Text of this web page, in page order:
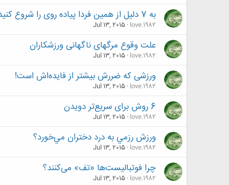
به 7 دلیل از همین فردا پیاده روی را شروع کنید
love.1982
Jul 13, 2015
علت وقوع مرگهای ناگهانی ورزشکاران
love.1982
Jul 13, 2015
ورزشی که ضررش بیشتر از فایده‌اش است!
love.1982
Jul 13, 2015
6 روش برای سریع‌تر دویدن
love.1982
Jul 13, 2015
ورزش‌ رزمي به درد دختران مي‌خورد؟
love.1982
Jul 13, 2015
چرا فوتبالیست‌ها «تف» می‌کنند؟
love.1982
Jul 13, 2015